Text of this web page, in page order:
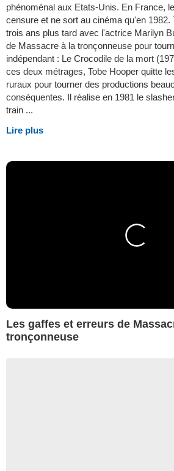
phénoménal aux Etats-Unis. En France,
censure et ne sort au cinéma qu'en 1982.
trois ans plus tard avec l'actrice Marilyn
de Massacre à la tronçonneuse pour
indépendant : Le Crocodile de la mort
ces deux métrages, Tobe Hooper quitte
ruraux pour tourner des productions
conséquentes. Il réalise en 1981 le
train ...
Lire plus
Les gaffes et erreurs de
tronçonneuse